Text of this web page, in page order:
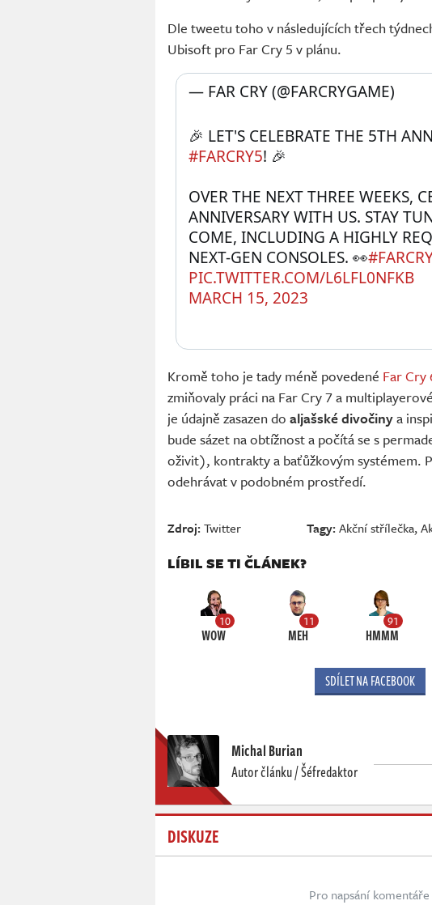
Dle tweetu toho v následujících třech
Ubisoft pro Far Cry 5 v plánu.
#FARCRY5! 🎉
OVER THE NEXT THREE WEEKS,
ANNIVERSARY WITH US. STAY
COME, INCLUDING A HIGHLY
NEXT-GEN CONSOLES. 👀
PIC.TWITTER.COM/L6LFL0NFKB
— FAR CRY (@FARCRYGAME)
MARCH 15, 2023
Kromě toho je tady méně povedené Far Cry
zmiňovaly práci na Far Cry 7 a
je údajně zasazen do aljašské divočinya
bude sázet na obtížnost a počítá se s
oživit), kontrakty a baťůžkovým systémem.
odehrávat v podobném prostředí.
Zdroj:Twitter Tagy:Akční střílečka,
LÍBIL SE TI ČLÁNEK?
10
WOW
11
MEH
91
HMMM
SDÍLET NA FACEBOOK
Michal Burian
Autor článku / Šéfredaktor
DISKUZE
Pro napsání